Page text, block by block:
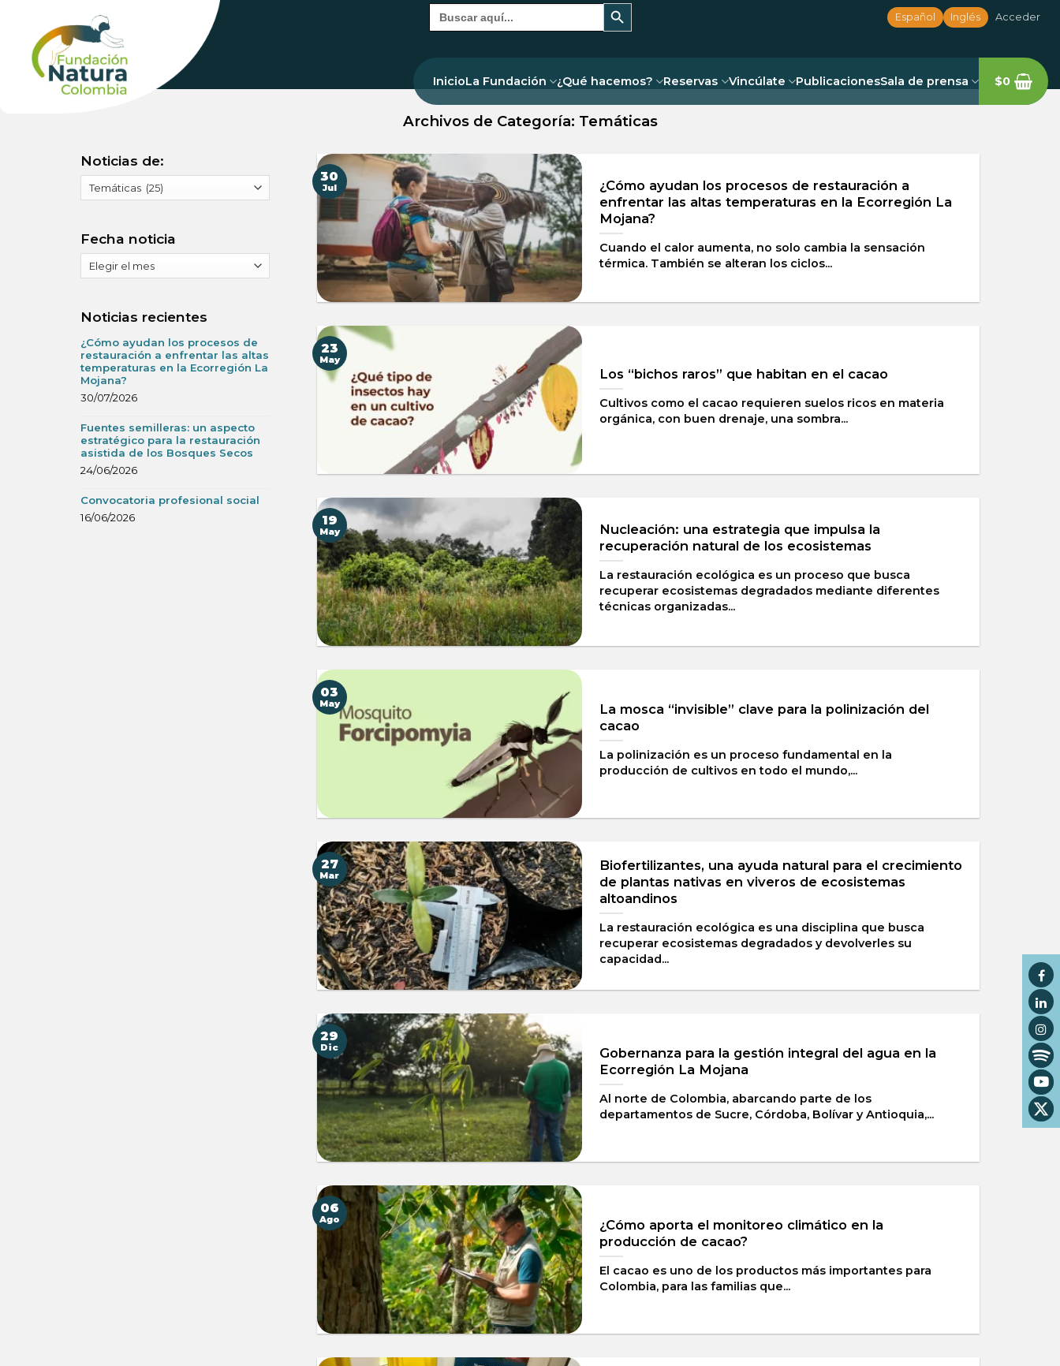
content
Buscar:
Español Inglés Acceder
InicioLa Fundación ¿Qué hacemos? Reservas Vincúlate PublicacionesSala de prensa $0
Archivos de Categoría: Temáticas
Noticias de:
de:
Fecha noticia
noticia
Noticias recientes
¿Cómo ayudan los procesos de
restauración a enfrentar las altas
temperaturas en la Ecorregión La
Mojana?
30/07/2026
Fuentes semilleras: un aspecto
estratégico para la restauración
asistida de los Bosques Secos
24/06/2026
Convocatoria profesional social
16/06/2026
¿Cómo ayudan los procesos de restauración a
enfrentar las altas temperaturas en la Ecorregión La
Mojana?
Cuando el calor aumenta, no solo cambia la sensación
térmica. También se alteran los ciclos...
30
Jul
Los “bichos raros” que habitan en el cacao
Cultivos como el cacao requieren suelos ricos en materia
orgánica, con buen drenaje, una sombra...
23
May
Nucleación: una estrategia que impulsa la
recuperación natural de los ecosistemas
La restauración ecológica es un proceso que busca
recuperar ecosistemas degradados mediante diferentes
técnicas organizadas...
19
May
La mosca “invisible” clave para la polinización del
cacao
La polinización es un proceso fundamental en la
producción de cultivos en todo el mundo,...
03
May
Biofertilizantes, una ayuda natural para el crecimiento
de plantas nativas en viveros de ecosistemas
altoandinos
La restauración ecológica es una disciplina que busca
recuperar ecosistemas degradados y devolverles su
capacidad...
27
Mar
Gobernanza para la gestión integral del agua en la
Ecorregión La Mojana
Al norte de Colombia, abarcando parte de los
departamentos de Sucre, Córdoba, Bolívar y Antioquia,...
29
Dic
¿Cómo aporta el monitoreo climático en la
producción de cacao?
El cacao es uno de los productos más importantes para
Colombia, para las familias que...
06
Ago